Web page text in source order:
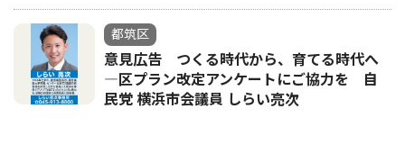
都筑区
意見広告 つくる時代から、育てる時代へ
―区プラン改定アンケートにご協力を 自
民党 横浜市会議員 しらい亮次